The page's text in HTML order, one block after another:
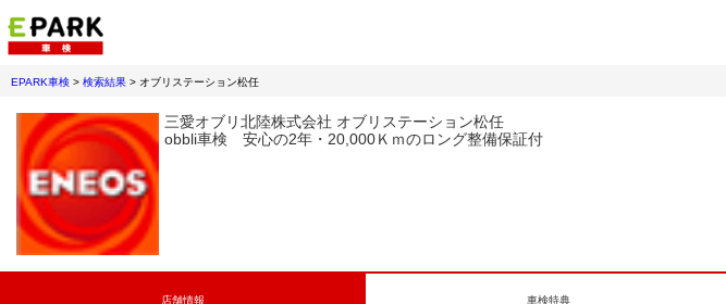
EPARK車検 > 検索結果 > オブリステーション松任
三愛オブリ北陸株式会社 オブリステーション松任
obbli車検 安心の2年・20,000Ｋｍのロング整備保証付
店舗情報 車検特典